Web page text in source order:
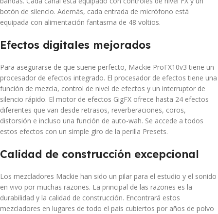
botón de silencio. Además, cada entrada de micrófono está
equipada con alimentación fantasma de 48 voltios.
Efectos digitales mejorados
Para asegurarse de que suene perfecto, Mackie ProFX10v3 tiene un
procesador de efectos integrado. El procesador de efectos tiene una
función de mezcla, control de nivel de efectos y un interruptor de
silencio rápido. El motor de efectos GigFX ofrece hasta 24 efectos
diferentes que van desde retrasos, reverberaciones, coros,
distorsión e incluso una función de auto-wah. Se accede a todos
estos efectos con un simple giro de la perilla Presets.
Calidad de construcción excepcional
Los mezcladores Mackie han sido un pilar para el estudio y el sonido
en vivo por muchas razones. La principal de las razones es la
durabilidad y la calidad de construcción. Encontrará estos
mezcladores en lugares de todo el país cubiertos por años de polvo